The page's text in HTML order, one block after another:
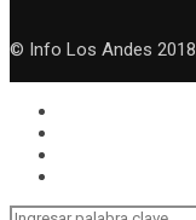
© Info Los Andes 2018